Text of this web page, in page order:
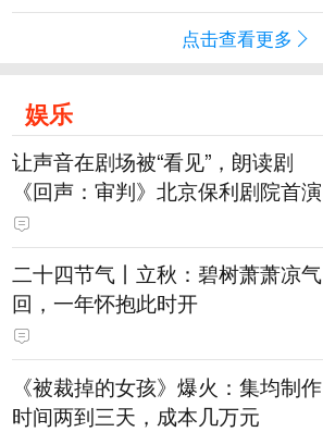
点击查看更多
娱乐
让声音在剧场被“看见”，朗读剧
《回声：审判》北京保利剧院首演
二十四节气丨立秋：碧树萧萧凉气
回，一年怀抱此时开
《被裁掉的女孩》爆火：集均制作
时间两到三天，成本几万元